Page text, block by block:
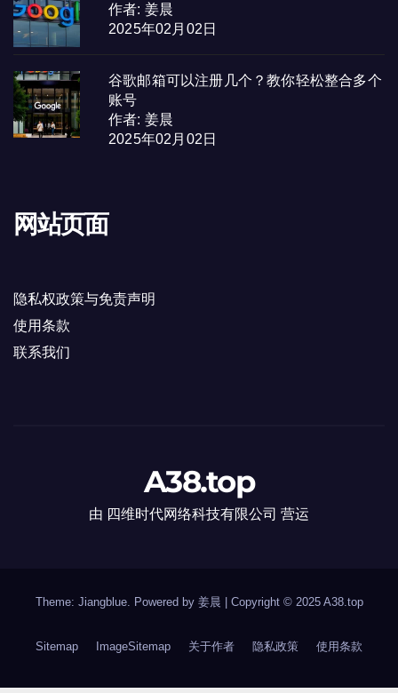
作者: 姜晨
2025年02月02日
谷歌邮箱可以注册几个？教你轻松整合多个
账号
作者: 姜晨
2025年02月02日
网站页面
隐私权政策与免责声明
使用条款
联系我们
A38.top
由 四维时代网络科技有限公司 营运
Theme: Jiangblue. Powered by 姜晨 Copyright © 2025 A38.top
Sitemap ImageSitemap 关于作者 隐私政策 使用条款